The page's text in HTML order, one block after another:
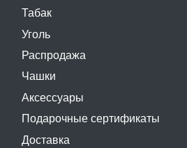
Табак
Уголь
Распродажа
Чашки
Аксессуары
Подарочные сертификаты
Доставка